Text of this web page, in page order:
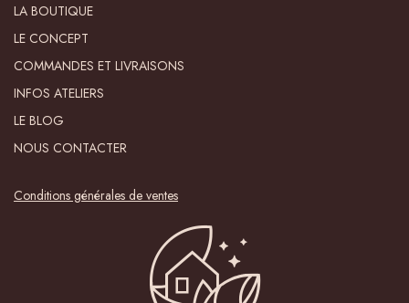
LA BOUTIQUE
LE CONCEPT
COMMANDES ET LIVRAISONS
INFOS ATELIERS
LE BLOG
NOUS CONTACTER
Conditions générales de ventes